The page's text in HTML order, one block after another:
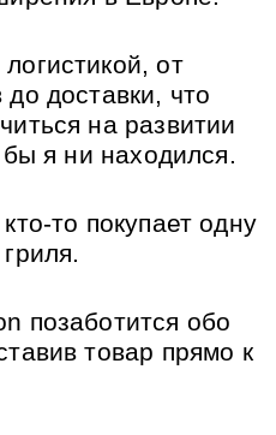
от
доставки, что
на развитии
я ни находился.
то покупает одну
позаботится обо
товар прямо к